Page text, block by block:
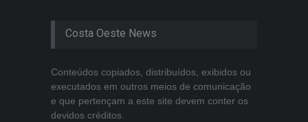
Costa Oeste News
Conteúdos copiados, distribuídos, exibidos ou
executados em outros meios de comunicação
e que pertençam a este site devem conter os
devidos créditos.